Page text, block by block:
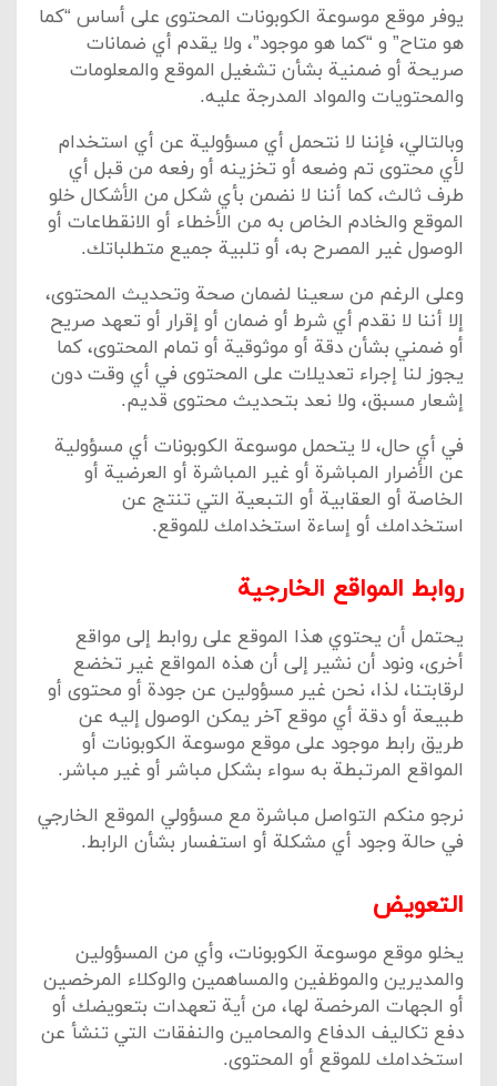
يوفر موقع موسوعة الكوبونات المحتوى على أساس “كما
هو متاح” و “كما هو موجود”، ولا يقدم أي ضمانات
صريحة أو ضمنية بشأن تشغيل الموقع والمعلومات
والمحتويات والمواد المدرجة عليه.
وبالتالي، فإننا لا نتحمل أي مسؤولية عن أي استخدام
لأي محتوى تم وضعه أو تخزينه أو رفعه من قبل أي
طرف ثالث، كما أننا لا نضمن بأي شكل من الأشكال خلو
الموقع والخادم الخاص به من الأخطاء أو الانقطاعات أو
الوصول غير المصرح به، أو تلبية جميع متطلباتك.
وعلى الرغم من سعينا لضمان صحة وتحديث المحتوى،
إلا أننا لا نقدم أي شرط أو ضمان أو إقرار أو تعهد صريح
أو ضمني بشأن دقة أو موثوقية أو تمام المحتوى، كما
يجوز لنا إجراء تعديلات على المحتوى في أي وقت دون
إشعار مسبق، ولا نعد بتحديث محتوى قديم.
في أي حال، لا يتحمل موسوعة الكوبونات أي مسؤولية
عن الأضرار المباشرة أو غير المباشرة أو العرضية أو
الخاصة أو العقابية أو التبعية التي تنتج عن
استخدامك أو إساءة استخدامك للموقع.
روابط المواقع الخارجية
يحتمل أن يحتوي هذا الموقع على روابط إلى مواقع
أخرى، ونود أن نشير إلى أن هذه المواقع غير تخضع
لرقابتنا، لذا، نحن غير مسؤولين عن جودة أو محتوى أو
طبيعة أو دقة أي موقع آخر يمكن الوصول إليه عن
طريق رابط موجود على موقع موسوعة الكوبونات أو
المواقع المرتبطة به سواء بشكل مباشر أو غير مباشر.
نرجو منكم التواصل مباشرة مع مسؤولي الموقع الخارجي
في حالة وجود أي مشكلة أو استفسار بشأن الرابط.
التعويض
يخلو موقع موسوعة الكوبونات، وأي من المسؤولين
والمديرين والموظفين والمساهمين والوكلاء المرخصين
أو الجهات المرخصة لها، من أية تعهدات بتعويضك أو
دفع تكاليف الدفاع والمحامين والنفقات التي تنشأ عن
استخدامك للموقع أو المحتوى.